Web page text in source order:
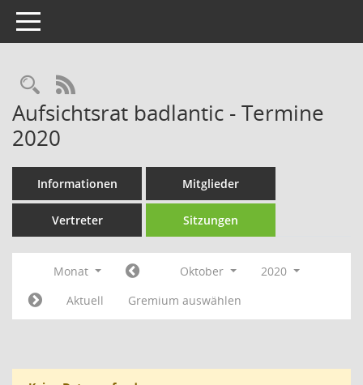
Toggle navigation
Rechercheauswahl
RSS-Feed
Aufsichtsrat badlantic - Termine
2020
Informationen Mitglieder
Vertreter Sitzungen
Monat Oktober
2020
Aktuell
Gremium auswählen